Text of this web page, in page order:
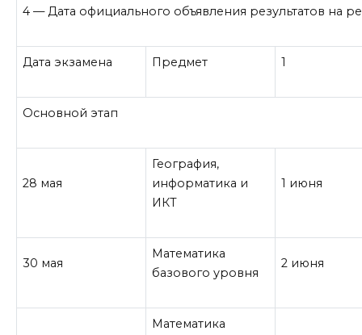
4 — Дата официального объявления результатов на
Дата экзамена Предмет 1
Основной этап
28 мая
География,
информатика и
ИКТ
1 июня
30 мая
Математика
базового уровня
2 июня
Математика